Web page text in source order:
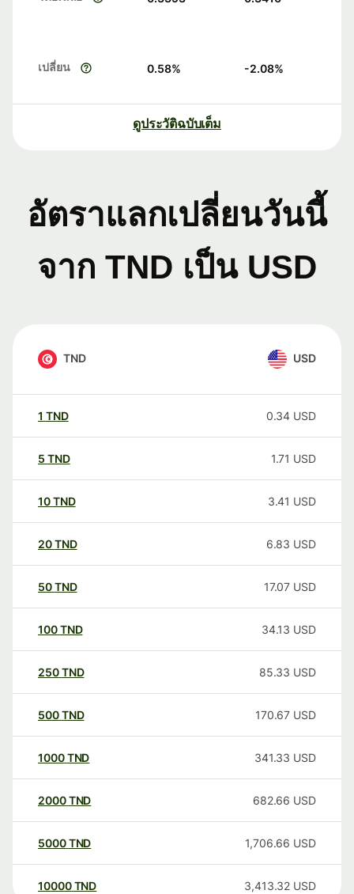
เปลี่ยน 0.58% -2.08%
ดูประวัติฉบับเต็ม
อัตราแลกเปลี่ยนวันนี้
จาก TND เป็น USD
TND USD
1 TND 0.34 USD
5 TND 1.71 USD
10TND 3.41 USD
20TND 6.83 USD
50TND 17.07 USD
100TND 34.13 USD
250TND 85.33 USD
500TND 170.67 USD
1000TND 341.33 USD
2000TND 682.66 USD
5000TND 1,706.66 USD
10000 TND 3,413.32 USD